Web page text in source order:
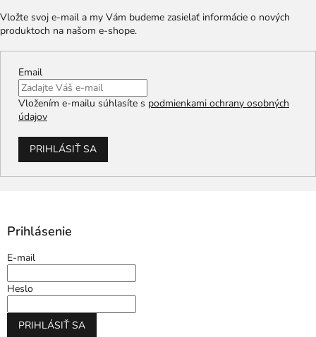
Vložte svoj e-mail a my Vám budeme zasielať informácie o nových
produktoch na našom e-shope.
Email
Vložením e-mailu súhlasíte s podmienkami ochrany osobných
údajov
PRIHLÁSIŤ SA
Prihlásenie
E-mail
Heslo
PRIHLÁSIŤ SA